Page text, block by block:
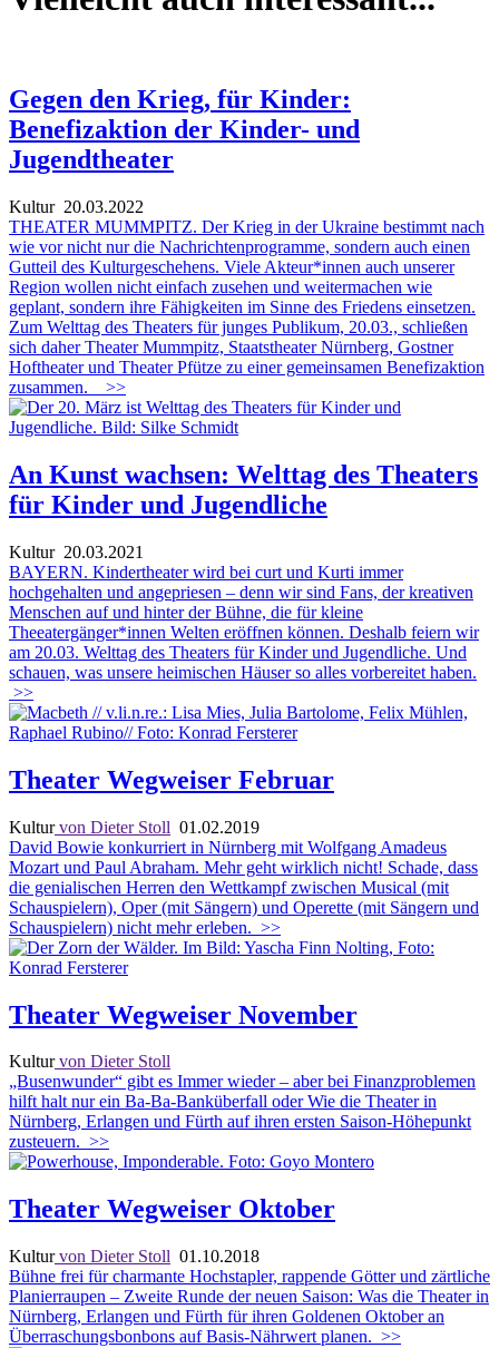
Gegen den Krieg, für Kinder:
Benefizaktion der Kinder- und
Jugendtheater
Kultur20.03.2022
THEATER MUMMPITZ. Der Krieg in der Ukraine bestimmt nach
wie vor nicht nur die Nachrichtenprogramme, sondern auch einen
Gutteil des Kulturgeschehens. Viele Akteur*innen auch unserer
Region wollen nicht einfach zusehen und weitermachen wie
geplant, sondern ihre Fähigkeiten im Sinne des Friedens einsetzen.
Zum Welttag des Theaters für junges Publikum, 20.03., schließen
sich daher Theater Mummpitz, Staatstheater Nürnberg, Gostner
Hoftheater und Theater Pfütze zu einer gemeinsamen Benefizaktion
zusammen.
>>
An Kunst wachsen: Welttag des Theaters
für Kinder und Jugendliche
Kultur20.03.2021
BAYERN. Kindertheater wird bei curt und Kurti immer
hochgehalten und angepriesen – denn wir sind Fans, der kreativen
Menschen auf und hinter der Bühne, die für kleine
Theeatergänger*innen Welten eröffnen können. Deshalb feiern wir
am 20.03. Welttag des Theaters für Kinder und Jugendliche. Und
schauen, was unsere heimischen Häuser so alles vorbereitet haben.
>>
Theater Wegweiser Februar
Kulturvon Dieter Stoll 01.02.2019
David Bowie konkurriert in Nürnberg mit Wolfgang Amadeus
Mozart und Paul Abraham. Mehr geht wirklich nicht! Schade, dass
die genialischen Herren den Wettkampf zwischen Musical (mit
Schauspielern), Oper (mit Sängern) und Operette (mit Sängern und
Schauspielern) nicht mehr erleben. >>
Theater Wegweiser November
Kulturvon Dieter Stoll
„Busenwunder“ gibt es Immer wieder – aber bei Finanzproblemen
hilft halt nur ein Ba-Ba-Banküberfall oder Wie die Theater in
Nürnberg, Erlangen und Fürth auf ihren ersten Saison-Höhepunkt
zusteuern. >>
Theater Wegweiser Oktober
Kulturvon Dieter Stoll 01.10.2018
Bühne frei für charmante Hochstapler, rappende Götter und zärtliche
Planierraupen – Zweite Runde der neuen Saison: Was die Theater in
Nürnberg, Erlangen und Fürth für ihren Goldenen Oktober an
Überraschungsbonbons auf Basis-Nährwert planen. >>